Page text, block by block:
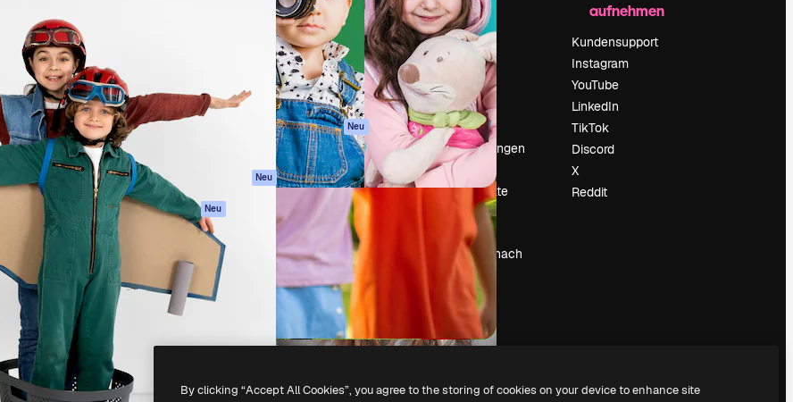
Mehr als 1 Million
Kreativen, Unternehmen,
KI-
Stimmengenerator
MCP für
Claude/ChatGPT
Neu
Agenten Neu
Alle Magnific-Tools
Academy
Dokumentation
Support
AGB
Datenschutzerklärung
Originale Neu
Cookie-Richtlinie
Vertrauenszentrum
Partner
Unternehmen
Preise
Über uns
Reviews
Karriere
Suchtrends
Blog
Veranstaltungen
Slidesgo
Deine Inhalte
verkaufen
Pressesaal
Suchst du nach
magnific.ai
aufnehmen
Kundensupport
Instagram
YouTube
LinkedIn
TikTok
Discord
X
Reddit
2026Freepik Company S.L.U.
By clicking “Accept All Cookies”, you agree to the storing of cookies on your device to enhance site